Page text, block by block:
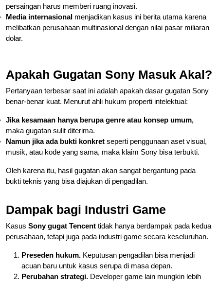
persaingan harus memberi ruang inovasi.
Media internasional menjadikan kasus ini berita utama karena
melibatkan perusahaan multinasional dengan nilai pasar miliaran
dolar.
Apakah Gugatan Sony Masuk Akal?
Pertanyaan terbesar saat ini adalah apakah dasar gugatan Sony
benar-benar kuat. Menurut ahli hukum properti intelektual:
Jika kesamaan hanya berupa genre atau konsep umum,
maka gugatan sulit diterima.
Namun jika ada bukti konkret seperti penggunaan aset visual,
musik, atau kode yang sama, maka klaim Sony bisa terbukti.
Oleh karena itu, hasil gugatan akan sangat bergantung pada
bukti teknis yang bisa diajukan di pengadilan.
Dampak bagi Industri Game
Kasus Sony gugat Tencent tidak hanya berdampak pada kedua
perusahaan, tetapi juga pada industri game secara keseluruhan.
Preseden hukum. Keputusan pengadilan bisa menjadi
acuan baru untuk kasus serupa di masa depan.
Perubahan strategi. Developer game lain mungkin lebih